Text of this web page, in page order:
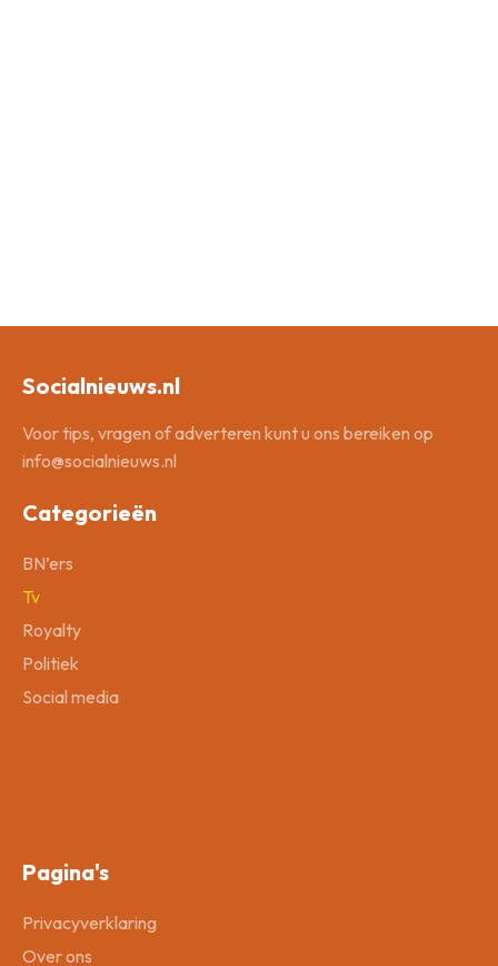
Socialnieuws.nl
Voor tips, vragen of adverteren kunt u ons bereiken op
info@socialnieuws.nl
Categorieën
BN’ers
Tv
Royalty
Politiek
Social media
Pagina's
Privacyverklaring
Over ons